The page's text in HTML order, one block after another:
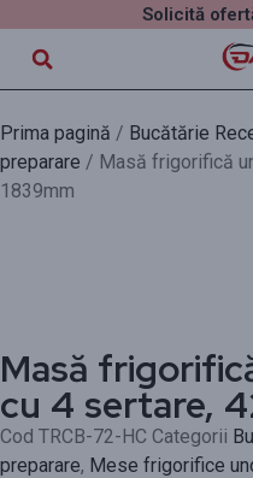
Solicită
Prima pagină / Bucătărie
preparare / Masă frigorifică
1839mm
Masă
cu 4 sertare,
Cod TRCB-72-HC Categorii
preparare, Mese frigorifice